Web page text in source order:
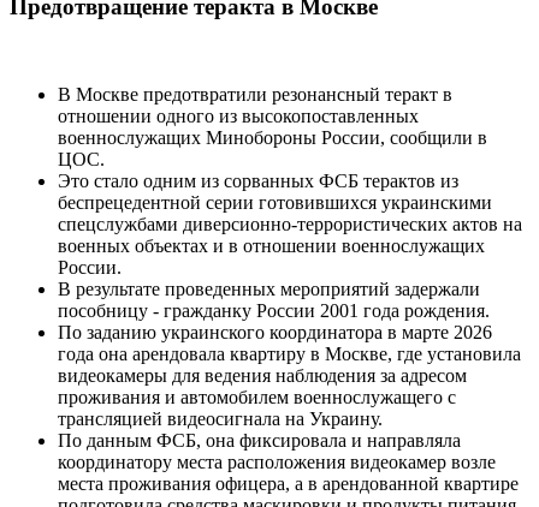
Предотвращение теракта в Москве
В Москве предотвратили резонансный теракт в
отношении одного из высокопоставленных
военнослужащих Минобороны России, сообщили в
ЦОС.
Это стало одним из сорванных ФСБ терактов из
беспрецедентной серии готовившихся украинскими
спецслужбами диверсионно-террористических актов на
военных объектах и в отношении военнослужащих
России.
В результате проведенных мероприятий задержали
пособницу - гражданку России 2001 года рождения.
По заданию украинского координатора в марте 2026
года она арендовала квартиру в Москве, где установила
видеокамеры для ведения наблюдения за адресом
проживания и автомобилем военнослужащего с
трансляцией видеосигнала на Украину.
По данным ФСБ, она фиксировала и направляла
координатору места расположения видеокамер возле
места проживания офицера, а в арендованной квартире